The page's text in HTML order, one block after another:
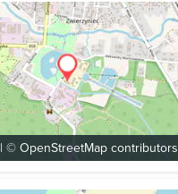
| ©OpenStreetMap contributors